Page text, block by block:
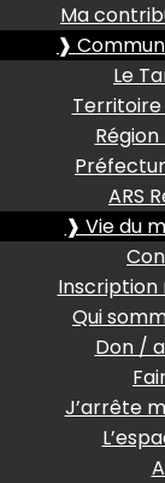
Ma
❱
Le
Territoire
Région
ARS
❱ Vie du
Qui
Don /
J’arrête